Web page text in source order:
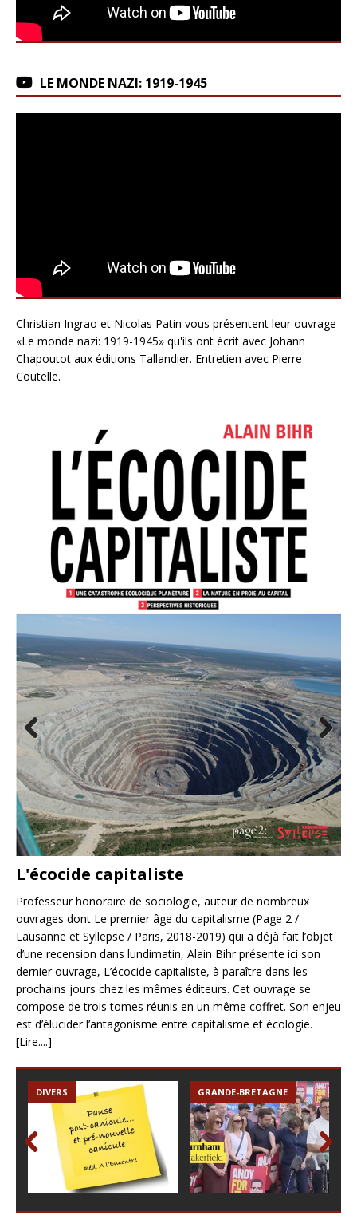
LE MONDE NAZI: 1919-1945
Christian Ingrao et Nicolas Patin vous présentent leur ouvrage
«Le monde nazi: 1919-1945» qu'ils ont écrit avec Johann
Chapoutot aux éditions Tallandier. Entretien avec Pierre
Coutelle.
L'écocide capitaliste
Professeur honoraire de sociologie, auteur de nombreux
ouvrages dont Le premier âge du capitalisme (Page 2 /
Lausanne et Syllepse / Paris, 2018-2019) qui a déjà fait l’objet
d’une recension dans lundimatin, Alain Bihr présente ici son
dernier ouvrage, L’écocide capitaliste, à paraître dans les
prochains jours chez les mêmes éditeurs. Cet ouvrage se
compose de trois tomes réunis en un même coffret. Son enjeu
est d’élucider l’antagonisme entre capitalisme et écologie.
[Lire....]
Prev
Nex
t
DIVERS GRANDE-BRETAGNE
Nex